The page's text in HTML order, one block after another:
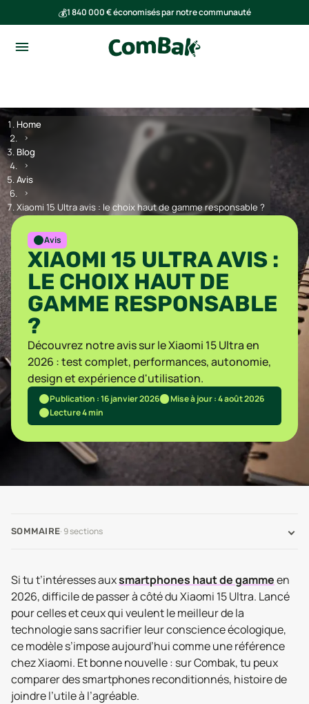
💰1 840 000 € économisés par notre communauté
Home
Blog
Avis
Xiaomi 15 Ultra avis : le choix haut de gamme responsable ?
Avis
XIAOMI 15 ULTRA AVIS :
LE CHOIX HAUT DE
GAMME RESPONSABLE
?
Découvrez notre avis sur le Xiaomi 15 Ultra en
2026 : test complet, performances, autonomie,
design et expérience d'utilisation.
Publication : 16 janvier 2026
Mise à jour : 4 août 2026
Lecture 4 min
SOMMAIRE· 9sections
Si tu t’intéresses auxsmartphones haut de gammeen
2026, difficile de passer à côté du Xiaomi 15 Ultra. Lancé
pour celles et ceux qui veulent le meilleur de la
technologie sans sacrifier leur conscience écologique,
ce modèle s’impose aujourd’hui comme une référence
chez Xiaomi. Et bonne nouvelle : sur Combak, tu peux
comparer des smartphones reconditionnés, histoire de
joindre l’utile à l’agréable.